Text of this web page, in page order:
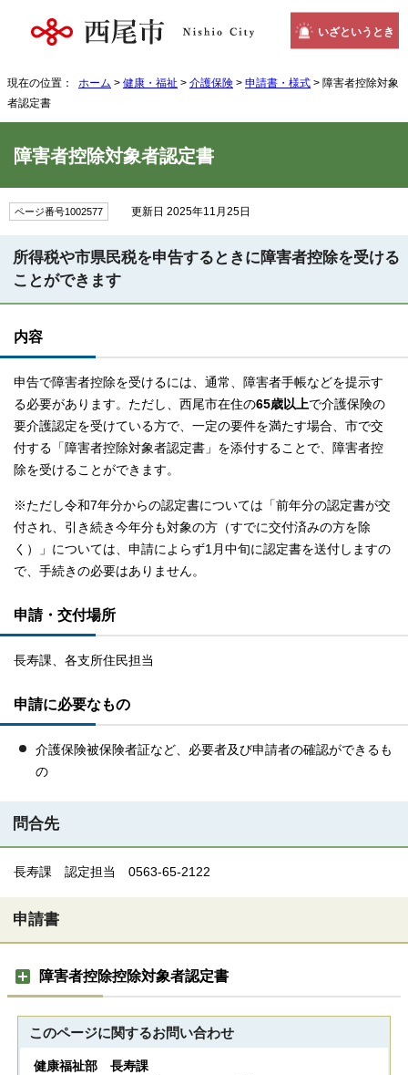
いざというとき
現在の位置： ホーム > 健康・福祉 > 介護保険 > 申請書・様式 > 障害者控除対象
者認定書
障害者控除対象者認定書
ページ番号1002577 更新日 2025年11月25日
所得税や市県民税を申告するときに障害者控除を受ける
ことができます
内容
申告で障害者控除を受けるには、通常、障害者手帳などを提示す
る必要があります。ただし、西尾市在住の65歳以上で介護保険の
要介護認定を受けている方で、一定の要件を満たす場合、市で交
付する「障害者控除対象者認定書」を添付することで、障害者控
除を受けることができます。
※ただし令和7年分からの認定書については「前年分の認定書が交
付され、引き続き今年分も対象の方（すでに交付済みの方を除
く）」については、申請によらず1月中旬に認定書を送付しますの
で、手続きの必要はありません。
申請・交付場所
長寿課、各支所住民担当
申請に必要なもの
介護保険被保険者証など、必要者及び申請者の確認ができるも
の
問合先
長寿課 認定担当 0563-65-2122
申請書
障害者控除控除対象者認定書
このページに関するお問い合わせ
健康福祉部 長寿課